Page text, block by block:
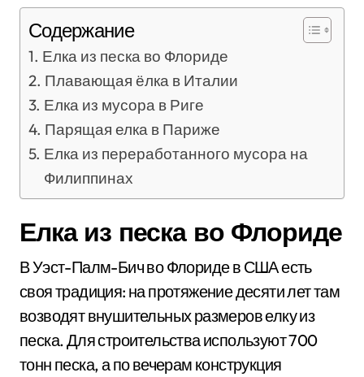
Содержание
Елка из песка во Флориде
Плавающая ёлка в Италии
Елка из мусора в Риге
Парящая елка в Париже
Елка из переработанного мусора на
Филиппинах
Елка из песка во Флориде
В Уэст-Палм-Бич во Флориде в США есть
своя традиция: на протяжение десяти лет там
возводят внушительных размеров елку из
песка. Для строительства используют 700
тонн песка, а по вечерам конструкция